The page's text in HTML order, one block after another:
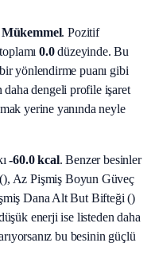
Mükemmel. Pozitif
0.0düzeyinde. Bu
yönlendirme puanı gibi
daha dengeli profile işaret
yerine yanında neyle
-60.0 kcal. Benzer besinler
Az Pişmiş Boyun Güveç
Dana Alt But Bifteği ()
enerji ise listeden daha
bu besinin güçlü